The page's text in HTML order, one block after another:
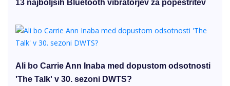
13 najboljših Bluetooth vibratorjev za popestritev
Ali bo Carrie Ann Inaba med dopustom odsotnosti
'The Talk' v 30. sezoni DWTS?